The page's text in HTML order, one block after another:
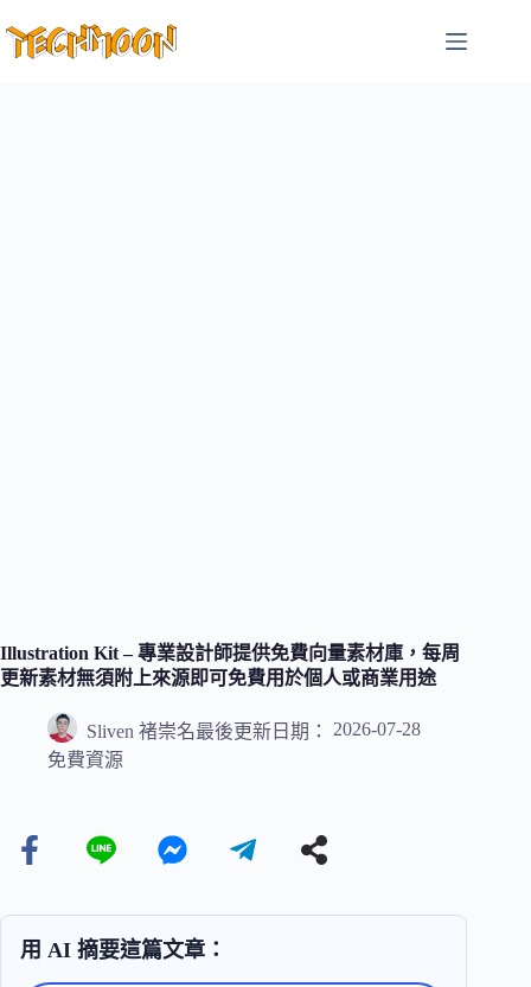
至
Illustration Kit – 專業設計師提供免費向量素材庫，每周
更新素材無須附上來源即可免費用於個人或商業用途
Sliven 褚崇名最後更新日期：
2026-07-28
免費資源
用 AI 摘要這篇文章：